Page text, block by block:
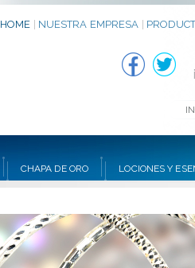
HOME NUESTRA EMPRESA
CHAPA DE ORO LOCIONES Y